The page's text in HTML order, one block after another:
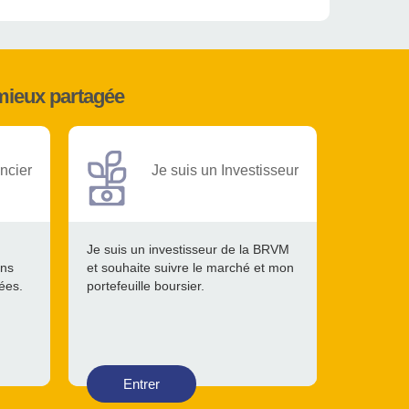
partagée
Je suis un Investisseur
Je suis un investisseur de la BRVM
et souhaite suivre le marché et mon
portefeuille boursier.
Entrer